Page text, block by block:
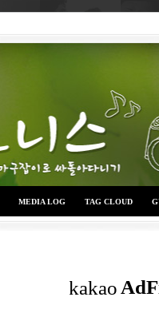
MEDIA LOG TAG CLOUD